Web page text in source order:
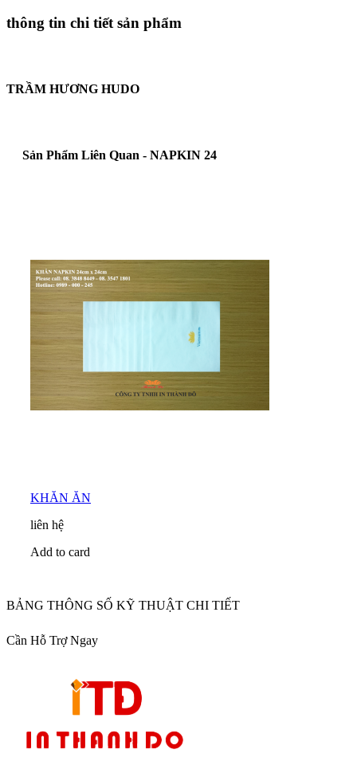
thông tin chi tiết sản phẩm
TRẦM HƯƠNG HUDO
Sản Phẩm Liên Quan - NAPKIN 24
KHĂN ĂN
liên hệ
Add to card
BẢNG THÔNG SỐ KỸ THUẬT CHI TIẾT
Cần Hỗ Trợ Ngay